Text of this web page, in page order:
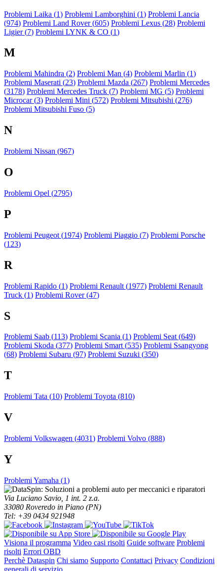
Problemi Laika (1) Problemi Lamborghini (1) Problemi Lancia
(974) Problemi Land Rover (605) Problemi Lexus (28) Problemi
Ligier (7) Problemi LYNK & CO (1)
M
Problemi Mahindra (2) Problemi Man (4) Problemi Marlin (1)
Problemi Maserati (23) Problemi Mazda (267) Problemi Mercedes
(3178) Problemi Mercedes Truck (7) Problemi MG (5) Problemi
Microcar (3) Problemi Mini (572) Problemi Mitsubishi (276)
Problemi Mitsubishi Fuso (5)
N
Problemi Nissan (967)
O
Problemi Opel (2795)
P
Problemi Peugeot (1974) Problemi Piaggio (7) Problemi Porsche
(123)
R
Problemi Rapido (1) Problemi Renault (1977) Problemi Renault
Truck (1) Problemi Rover (47)
S
Problemi Saab (113) Problemi Scania (1) Problemi Seat (649)
Problemi Skoda (377) Problemi Smart (535) Problemi Ssangyong
(68) Problemi Subaru (97) Problemi Suzuki (350)
T
Problemi Tata (10) Problemi Toyota (810)
V
Problemi Volkswagen (4031) Problemi Volvo (888)
Y
Problemi Yamaha (1)
Via Luciano Savio, 1 int. 2 z.a.
33080 Roveredo in Piano (PN)
Tel: +39 0434 921948
Visiona il programma Video casi risolti Guide software Problemi
risolti Errori OBD
Perchè Dataspin Chi siamo Supporto Contattaci Privacy Condizioni
generali di servizio